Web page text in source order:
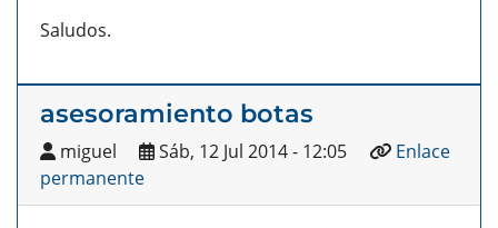
Saludos.
asesoramiento botas
miguel Sáb, 12 Jul 2014 - 12:05
Enlace
permanente